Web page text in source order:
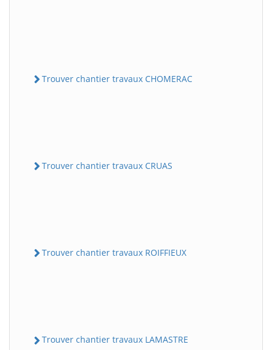
Trouver chantier travaux CHOMERAC
Trouver chantier travaux CRUAS
Trouver chantier travaux ROIFFIEUX
Trouver chantier travaux LAMASTRE